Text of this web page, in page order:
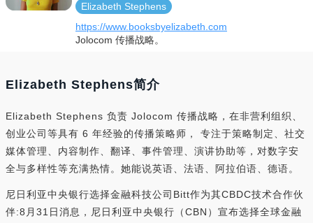
Elizabeth Stephens
https://www.booksbyelizabeth.com
Jolocom 传播战略。
Elizabeth Stephens简介
Elizabeth Stephens 负责 Jolocom 传播战略，在非营利组织、
创业公司等具有 6 年经验的传播策略师， 专注于策略制定、社交
媒体管理、内容制作、翻译、事件管理、演讲协助等，对数字安
全与多样性等充满热情。她能说英语、法语、阿拉伯语、德语。
尼日利亚中央银行选择金融科技公司Bitt作为其CBDC技术合作伙
伴:8月31日消息，尼日利亚中央银行（CBN）宣布选择全球金融